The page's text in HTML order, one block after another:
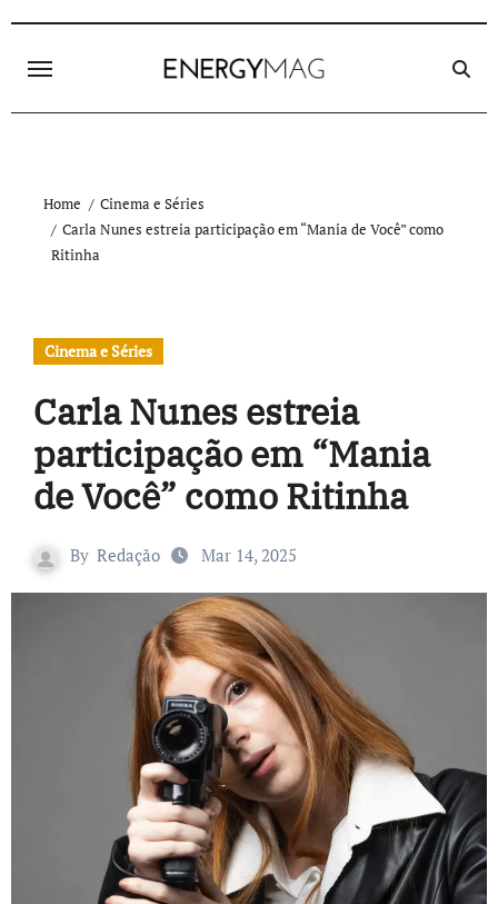
content
Home
Cinema e Séries
Carla Nunes estreia participação em “Mania de Você” como
Ritinha
Cinema e Séries
Carla Nunes estreia
participação em “Mania
de Você” como Ritinha
By Redação Mar 14, 2025